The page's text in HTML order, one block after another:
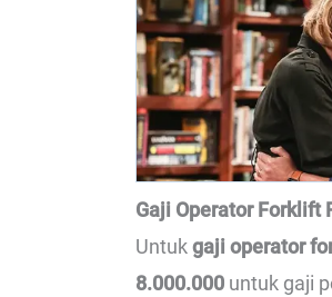
Gaji Operator Forklift
Untukgaji operator
8.000.000 untuk gaji